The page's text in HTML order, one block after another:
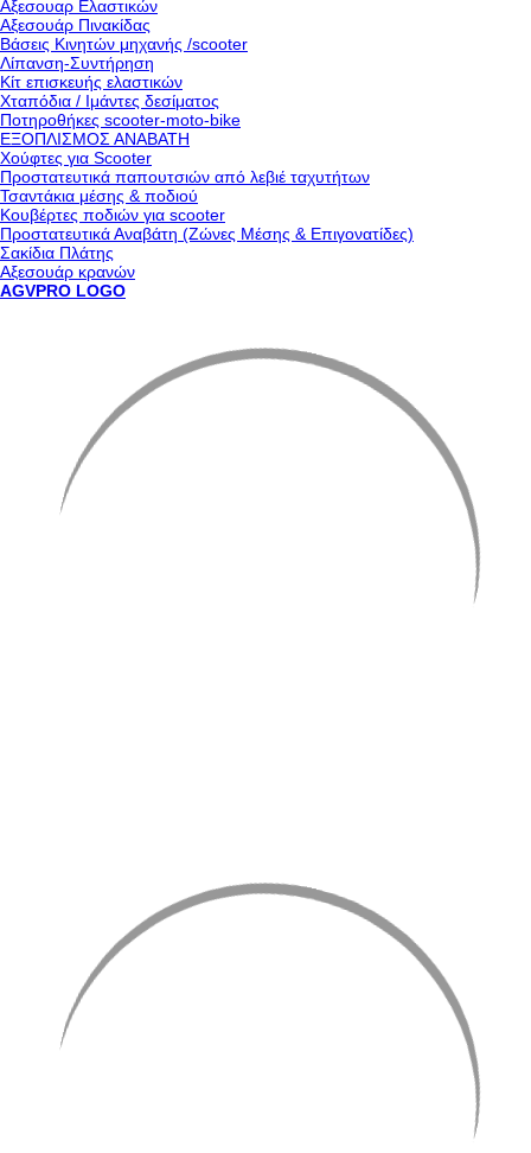
Αξεσουαρ Ελαστικών
Αξεσουάρ Πινακίδας
Βάσεις Κινητών μηχανής /scooter
Λίπανση-Συντήρηση
Κίτ επισκευής ελαστικών
Χταπόδια / Ιμάντες δεσίματος
Ποτηροθήκες scooter-moto-bike
ΕΞΟΠΛΙΣΜΟΣ ΑΝΑΒΑΤΗ
Χούφτες για Scooter
Προστατευτικά παπουτσιών από λεβιέ ταχυτήτων
Τσαντάκια μέσης & ποδιού
Κουβέρτες ποδιών για scooter
Προστατευτικά Αναβάτη (Ζώνες Μέσης & Επιγονατίδες)
Σακίδια Πλάτης
Αξεσουάρ κρανών
AGVPRO LOGO